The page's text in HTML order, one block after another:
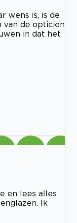
wens is, is de
van de opticien
in dat het
en lees alles
Ik